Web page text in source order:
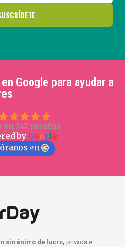
Google para ayudar a
en 347 reseñas.
by Google
en
sin ánimo de lucro, privada e